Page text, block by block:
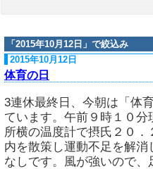
「 2015年10月12日 」で絞込み
2015年10月12日
体育の日
3連休最終日、今朝は「体
ています。午前９時１０
所横の温度計で摂氏２０
内を散策し運動不足を解
なしです。風が強いので